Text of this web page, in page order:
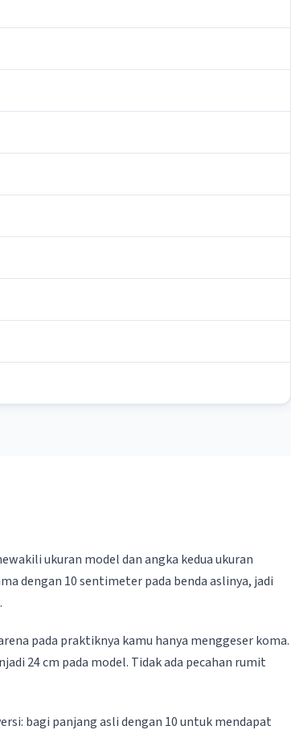
ukuran model dan angka kedua ukuran
dengan 10 sentimeter pada benda aslinya, jadi
pada praktiknya kamu hanya menggeser koma.
24 cm pada model. Tidak ada pecahan rumit
bagi panjang asli dengan 10 untuk mendapat